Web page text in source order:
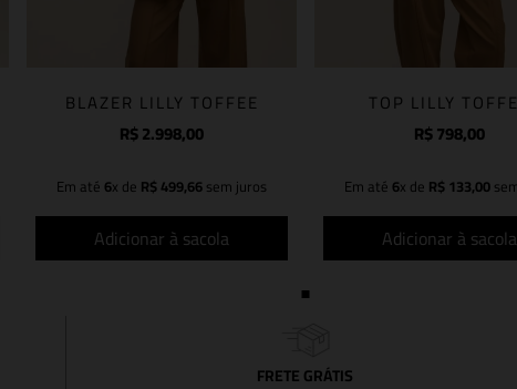
BLAZER LILLY TOFFEE
R$2.998,00
Em até 6x de R$499,66sem juros
Adicionar à sacola
TOP LILLY
R$798,00
Em até 6x de R$133,00
Adicionar à sacola
FRETE GRÁTIS